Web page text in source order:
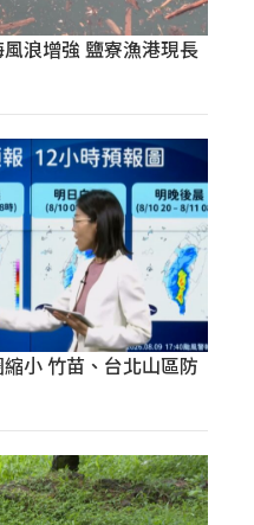
浪增強 鹽寮漁港現長
小 竹苗、台北山區防